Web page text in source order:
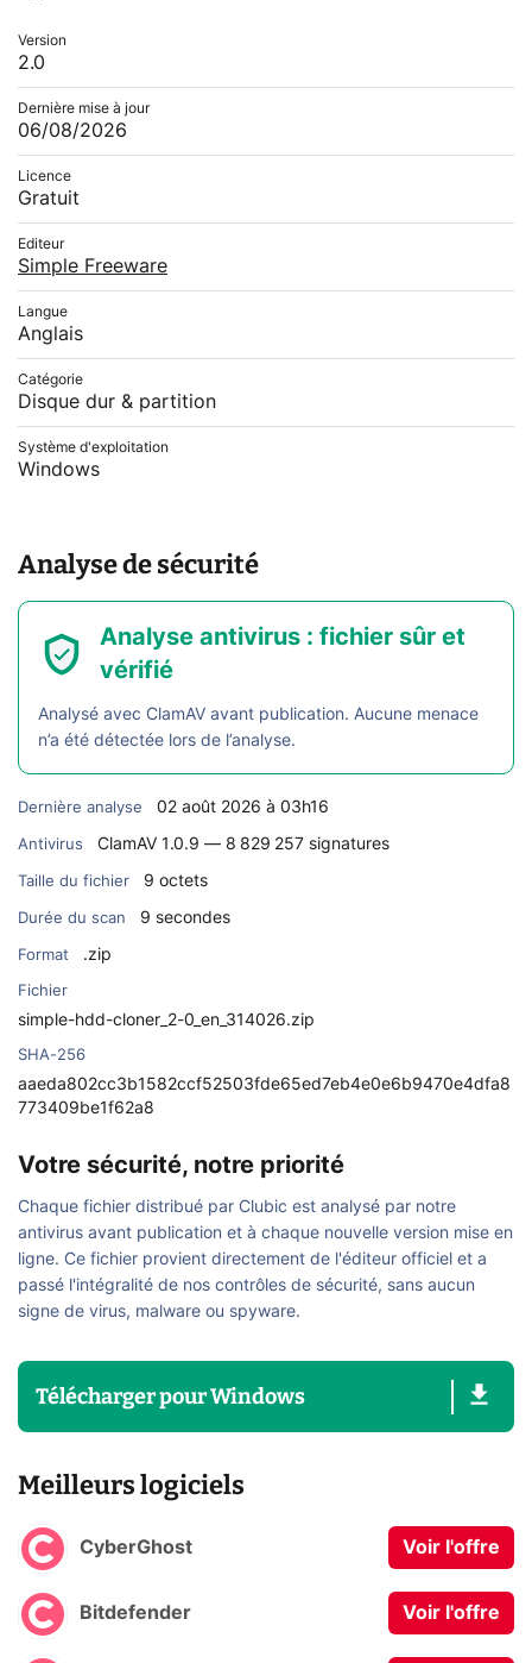
Version
2.0
Dernière mise à jour
06/08/2026
Licence
Gratuit
Editeur
Simple Freeware
Langue
Anglais
Catégorie
Disque dur & partition
Système d'exploitation
Windows
Analyse de sécurité
Analyse antivirus : fichier sûr et
vérifié
Analysé avec ClamAV avant publication. Aucune menace
n’a été détectée lors de l’analyse.
Dernière analyse 02 août 2026 à 03h16
Antivirus ClamAV 1.0.9 — 8 829 257 signatures
Taille du fichier 9 octets
Durée du scan 9 secondes
Format .zip
Fichier
simple-hdd-cloner_2-0_en_314026.zip
SHA-256
aaeda802cc3b1582ccf52503fde65ed7eb4e0e6b9470e4dfa8
773409be1f62a8
Votre sécurité, notre priorité
Chaque fichier distribué par Clubic est analysé par notre
antivirus avant publication et à chaque nouvelle version mise en
ligne. Ce fichier provient directement de l'éditeur officiel et a
passé l'intégralité de nos contrôles de sécurité, sans aucun
signe de virus, malware ou spyware.
TéléchargerpourWindows
Meilleurs logiciels
CyberGhost Voir l'offre
Bitdefender Voir l'offre